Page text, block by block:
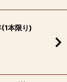
本限り)